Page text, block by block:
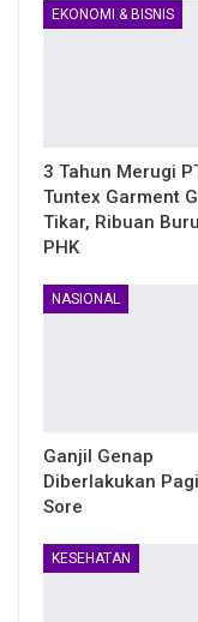
EKONOMI & BISNIS
3 Tahun Merugi
Tuntex Garment
Tikar, Ribuan
PHK
NASIONAL
Ganjil Genap
Diberlakukan
Sore
KESEHATAN